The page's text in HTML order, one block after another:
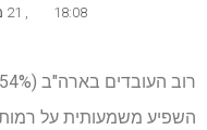
18:08
השפיע משמעותית על